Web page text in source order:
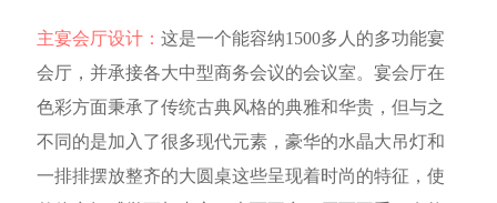
主宴会厅设计：这是一个能容纳1500多人的多功能宴
会厅，并承接各大中型商务会议的会议室。宴会厅在
色彩方面秉承了传统古典风格的典雅和华贵 ，但与之
不同的是加入了很多现代元素，豪华的水晶大吊灯和
一排排摆放整齐的大圆桌这些呈现着时尚的特征 ，使